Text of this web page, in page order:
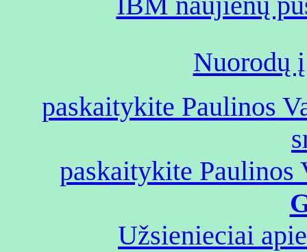
Nuorodų
paskaitykite Paulinos
paskaitykite Paulinos
Užsienieciai